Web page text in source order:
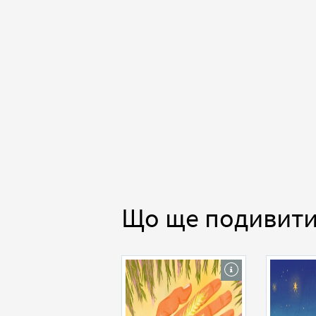
Що ще